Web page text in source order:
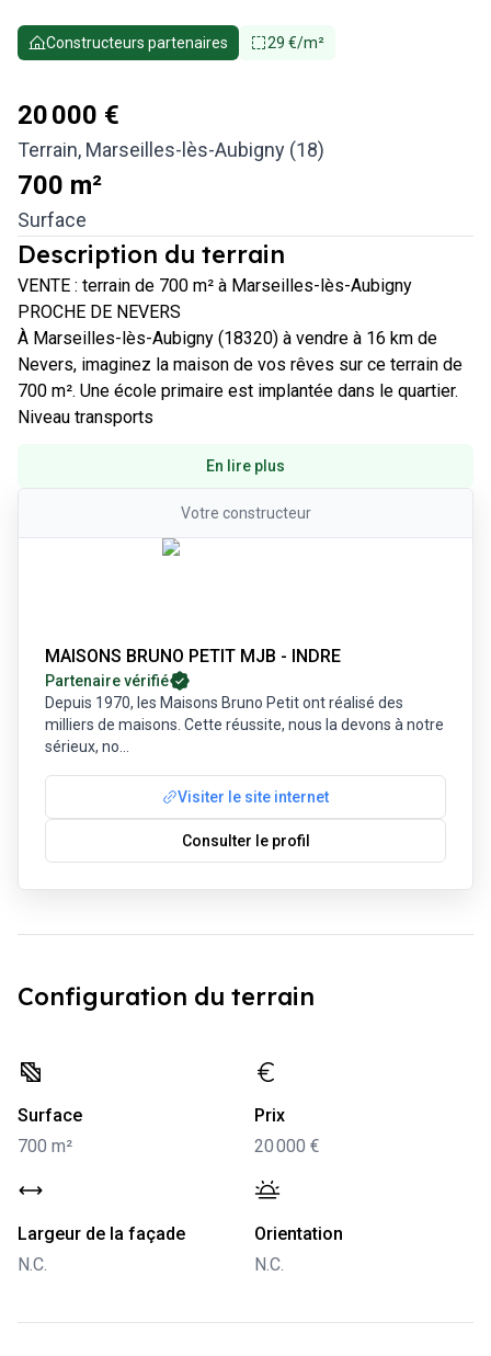
Constructeurs partenaires 29 €/m²
20 000 €
Terrain, Marseilles-lès-Aubigny (18)
700 m²
Surface
Description du terrain
VENTE : terrain de 700 m² à Marseilles-lès-Aubigny
PROCHE DE NEVERS
À Marseilles-lès-Aubigny (18320) à vendre à 16 km de
Nevers, imaginez la maison de vos rêves sur ce terrain de
700 m². Une école primaire est implantée dans le quartier.
Niveau transports
En lire plus
Votre constructeur
MAISONS BRUNO PETIT MJB - INDRE
Partenaire vérifié
Depuis 1970, les Maisons Bruno Petit ont réalisé des
milliers de maisons. Cette réussite, nous la devons à notre
sérieux, no
Visiter le site internet
Consulter le profil
Configuration du terrain
Surface-
700 m²
Prix-
20 000 €
Largeur de la façade-
N.C.
Orientation
N.C.